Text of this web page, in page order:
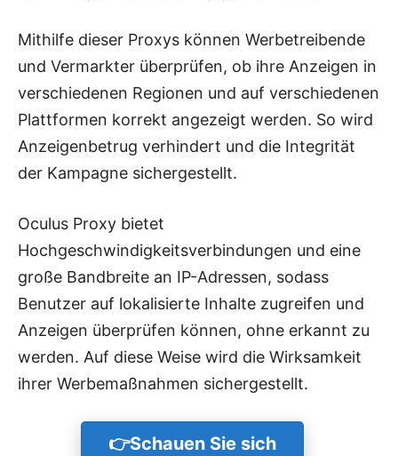
Mithilfe dieser Proxys können Werbetreibende
und Vermarkter überprüfen, ob ihre Anzeigen in
verschiedenen Regionen und auf verschiedenen
Plattformen korrekt angezeigt werden. So wird
Anzeigenbetrug verhindert und die Integrität
der Kampagne sichergestellt.
Oculus Proxy bietet
Hochgeschwindigkeitsverbindungen und eine
große Bandbreite an IP-Adressen, sodass
Benutzer auf lokalisierte Inhalte zugreifen und
Anzeigen überprüfen können, ohne erkannt zu
werden. Auf diese Weise wird die Wirksamkeit
ihrer Werbemaßnahmen sichergestellt.
👉Schauen Sie sich